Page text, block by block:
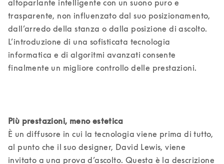
altoparlante intelligente con un suono puro e
trasparente, non influenzato dal suo posizionamento,
dall’arredo della stanza o dalla posizione di ascolto.
L’introduzione di una sofisticata tecnologia
informatica e di algoritmi avanzati consente
finalmente un migliore controllo delle prestazioni.
È un diffusore in cui la tecnologia viene prima di tutto,
al punto che il suo designer, David Lewis, viene
invitato a una prova d’ascolto. Questa è la descrizione